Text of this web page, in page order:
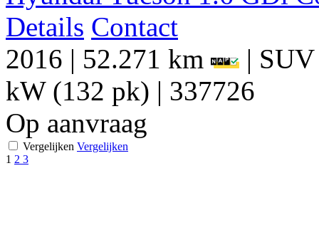
Details Contact
2016 | 52.271 km | SUV
kW (132 pk) | 337726
Op aanvraag
Vergelijken Vergelijken
1 2 3